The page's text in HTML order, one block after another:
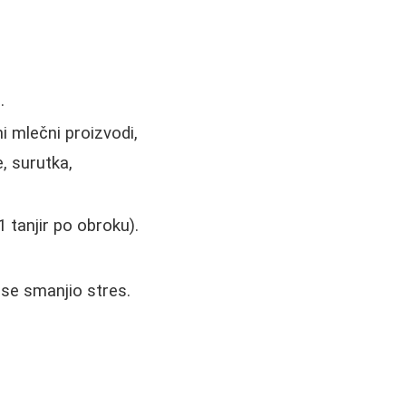
mlečni proizvodi,
surutka,
tanjir po obroku).
smanjio stres.